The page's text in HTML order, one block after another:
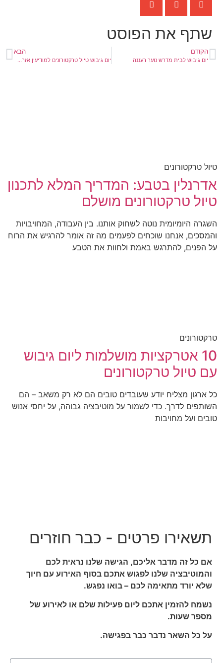
שתף את הפוסט
הקודם
יום גיבוש לבית מדרש נוער רעננה
הבא
יום גיבוש טיול טרקטורונים למודיעין אזרחי אפרת
טיול טרקטורונים
אדרנלין בטבע: המדריך המלא לתכנון
טיול טרקטורונים מושלם
השגרה היומיומית נוטה לשחוק אותנו. בין העבודה, המחויבויות
והמסכים, אנחנו שוכחים לפעמים מה זה אומר להרגיש את הרוח
על הפנים, להתרגש באמת ולחוות את הטבע
טרקטורונים
10 אטרקציות מושלמות ליום גיבוש
עם טיול טרקטורונים
כל ארגון מצליח יודע שעובדים טובים הם לא רק משאב – הם
השותפים לדרך. כדי לשמור על מוטיבציה גבוהה, על יחסי אנוש
טובים ועל מחויבות
תשאירו פרטים - כבר חוזרים
אם כל זה מדבר אליכם, הגישה שלנו נראית לכם
והמוטיבציה שלנו לפגוש אתכם בסוף האירוע עם חיוך
שלא יורד מתאימה לכם – בואו נפגש.
נשמח להזמין אתכם ליום פעילות שלם או לאירוע של
מספר שעות.
על כל השאר נדבר כבר בפגישה.